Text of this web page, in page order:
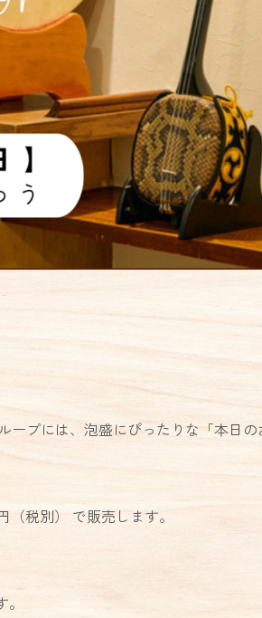
プには、泡盛にぴったりな「本日の
税別） で販売します。